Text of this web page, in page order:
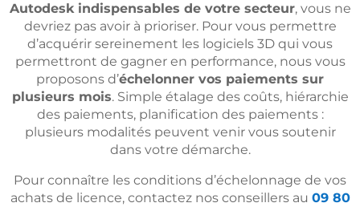
Autodesk indispensables de votre secteur, vous ne
devriez pas avoir à prioriser. Pour vous permettre
d’acquérir sereinement les logiciels 3D qui vous
permettront de gagner en performance, nous vous
proposons d’échelonner vos paiements sur
plusieurs mois. Simple étalage des coûts, hiérarchie
des paiements, planification des paiements :
plusieurs modalités peuvent venir vous soutenir
dans votre démarche.
Pour connaître les conditions d’échelonnage de vos
achats de licence, contactez nos conseillers au 09 80